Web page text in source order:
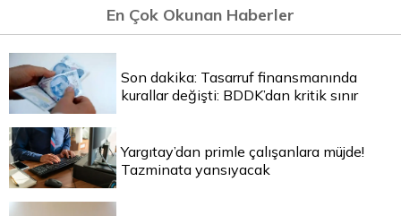
En Çok Okunan Haberler
Son dakika: Tasarruf finansmanında
kurallar değişti: BDDK’dan kritik sınır
Yargıtay’dan primle çalışanlara müjde!
Tazminata yansıyacak